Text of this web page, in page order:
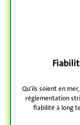
Qu’ils soient en
réglementation
fiabilité à long